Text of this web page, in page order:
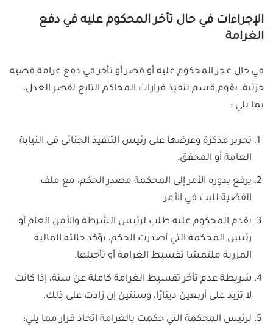
الإجراءات في حال تأخر المحكوم عليه في دفع
الغرامة
في حال عجز المحكوم عليه أو قصر أو تأخر في دفع غرامة قضية
جزئية، يقوم ​قسم تنفيذ قرارات المحاكم التابع لقصر العدل،
بما يلي :
تحرير مذكرة وعرضها على رئيس التنفيذ الجنائي في النيابة
العامة أو المحقق.
يرفع بدوره الأمر إلى المحكمة مصدر الحكم، مع ملف
القضية للبت في الأمر.
يقدم المحكوم عليه طلب لرئيس الشرطة والأمن العام أو
رئيس المحكمة التي أصدرت الحكم، يؤكد حالته المالية
المزرية ملتمسًا تقسيط الغرامة أو تأجيلها.
شريطة عدم تأخر تقسيط الغرامة كاملة عن سنة، إذا كانت
لا تزيد على أربعين دينارًا، وسنتين إن زادت على ذلك.
لرئيس المحكمة التي حكمت بالغرامة اتخاذ قرار مما يلي: